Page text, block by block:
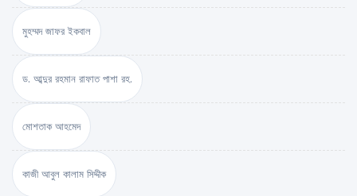
মুহম্মদ জাফর ইকবাল
ড. আব্দুর রহমান রাফাত পাশা রহ.
মোশতাক আহমেদ
কাজী আবুল কালাম সিদ্দীক